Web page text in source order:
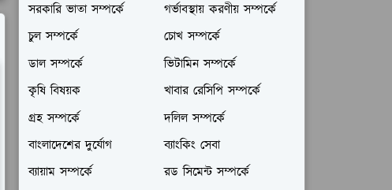
সরকারি ভাতা সম্পর্কে
গর্ভাবস্থায় করণীয় সম্পর্কে
চুল সম্পর্কে
চোখ সম্পর্কে
ডাল সম্পর্কে
ভিটামিন সম্পর্কে
কৃষি বিষয়ক
খাবার রেসিপি সম্পর্কে
গ্রহ সম্পর্কে
দলিল সম্পর্কে
বাংলাদেশের দুর্যোগ
ব্যাংকিং সেবা
ব্যায়াম সম্পর্কে
রড সিমেন্ট সম্পর্কে